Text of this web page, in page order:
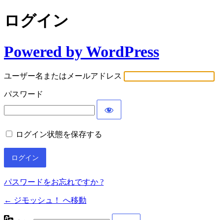
ログイン
Powered by WordPress
ユーザー名またはメールアドレス
パスワード
ログイン状態を保存する
パスワードをお忘れですか ?
← ジモッシュ！ へ移動